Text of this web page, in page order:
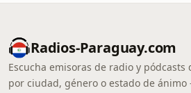
Radios-Paraguay.com
Escucha emisoras de radio y pódcasts
por ciudad, género o estado de